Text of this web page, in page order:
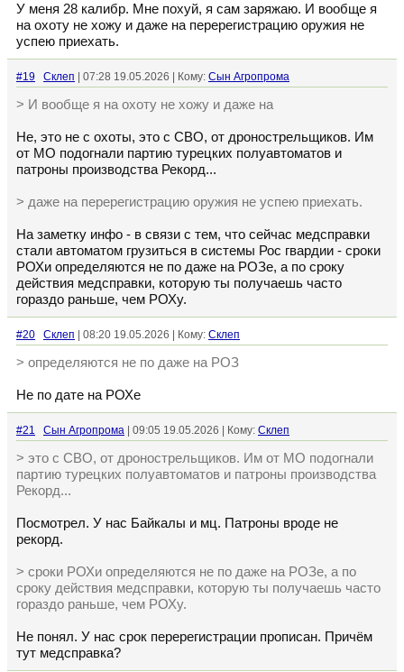
У меня 28 калибр. Мне похуй, я сам заряжаю. И вообще я
на охоту не хожу и даже на перерегистрацию оружия не
успею приехать.
#19 Склеп | 07:28 19.05.2026 | Кому: Сын Агропрома
> И вообще я на охоту не хожу и даже на
Не, это не с охоты, это с СВО, от дронострельщиков. Им
от МО подогнали партию турецких полуавтоматов и
патроны производства Рекорд...
> даже на перерегистрацию оружия не успею приехать.
На заметку инфо - в связи с тем, что сейчас медсправки
стали автоматом грузиться в системы Рос гвардии - сроки
РОХи определяются не по даже на РОЗе, а по сроку
действия медсправки, которую ты получаешь часто
гораздо раньше, чем РОХу.
#20 Склеп | 08:20 19.05.2026 | Кому: Склеп
> определяются не по даже на РОЗ
Не по дате на РОХе
#21 Сын Агропрома | 09:05 19.05.2026 | Кому: Склеп
> это с СВО, от дронострельщиков. Им от МО подогнали
партию турецких полуавтоматов и патроны производства
Рекорд...
Посмотрел. У нас Байкалы и мц. Патроны вроде не
рекорд.
> сроки РОХи определяются не по даже на РОЗе, а по
сроку действия медсправки, которую ты получаешь часто
гораздо раньше, чем РОХу.
Не понял. У нас срок перерегистрации прописан. Причём
тут медсправка?